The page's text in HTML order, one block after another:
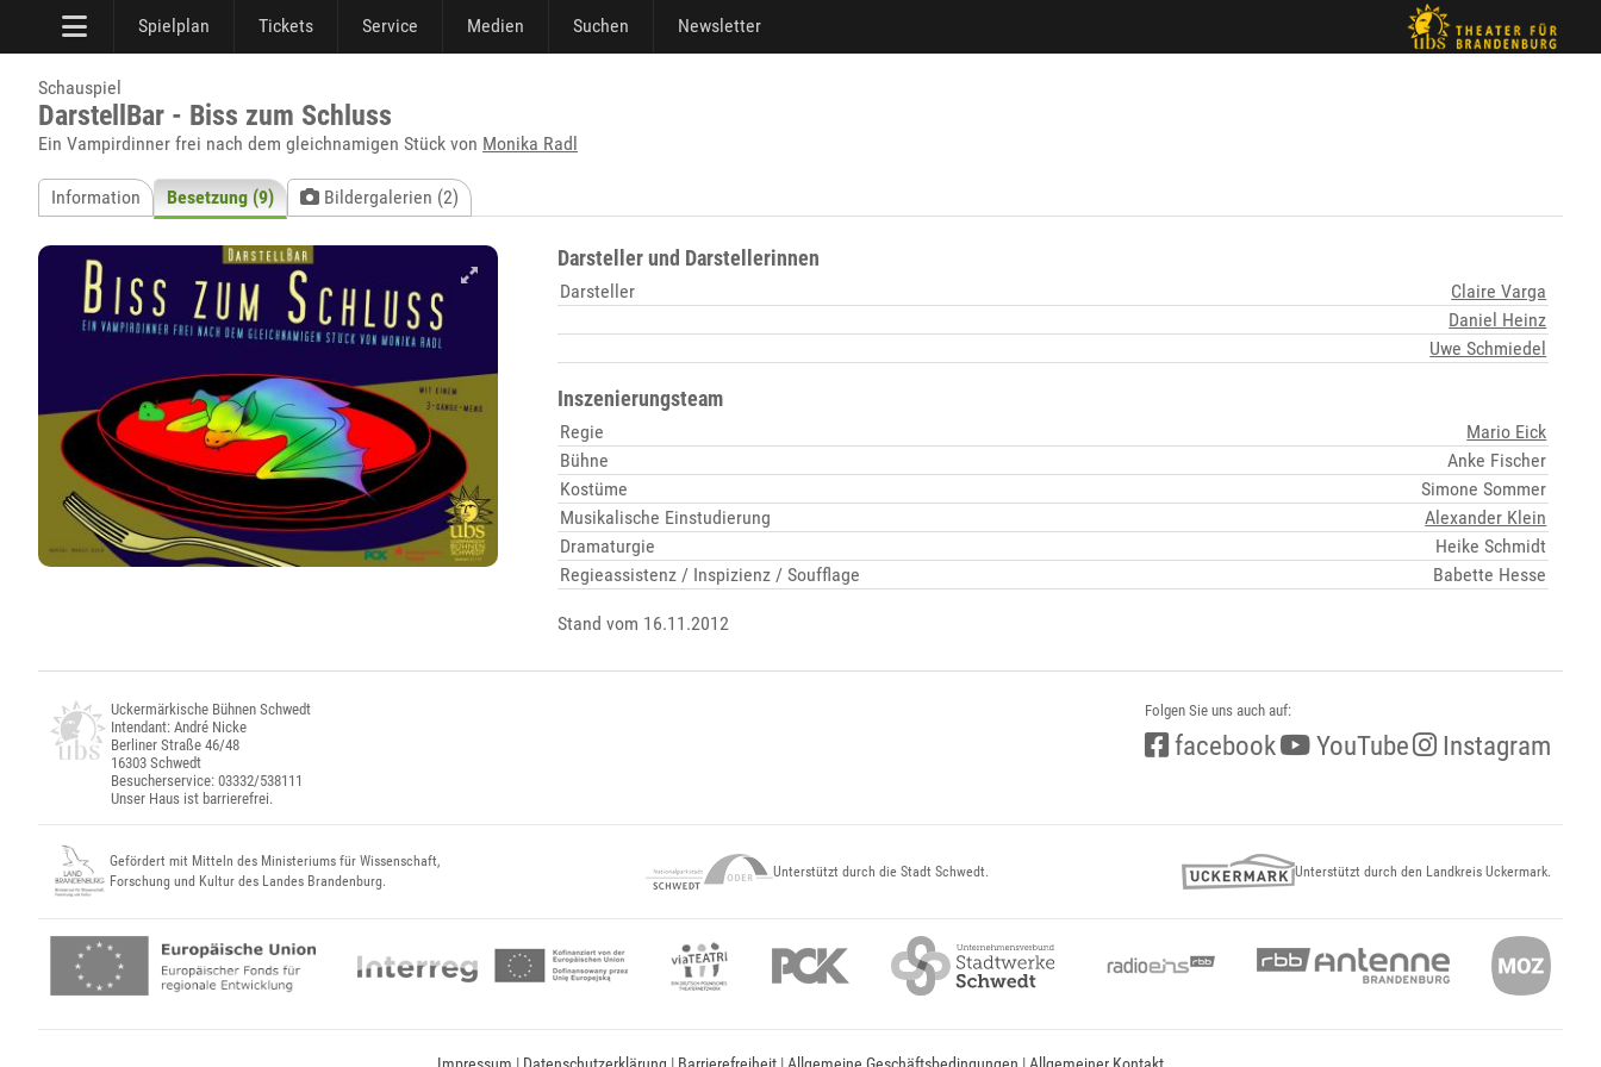
Spielplan Tickets Service Medien Suchen Newsletter
Schauspiel
DarstellBar - Biss zum Schluss
Ein Vampirdinner frei nach dem gleichnamigen Stück von Monika Radl
Information Besetzung (9) Bildergalerien (2)
Darsteller und Darstellerinnen
Darsteller
Claire Varga
Daniel Heinz
Uwe Schmiedel
Inszenierungsteam
Regie
Mario Eick
Bühne
Anke Fischer
Kostüme
Simone Sommer
Musikalische Einstudierung
Alexander Klein
Dramaturgie
Heike Schmidt
Regieassistenz / Inspizienz / Soufflage
Babette Hesse
Stand vom 16.11.2012
Uckermärkische Bühnen Schwedt
Intendant: André Nicke
Berliner Straße 46/48
16303 Schwedt
Besucherservice: 03332/538111
Unser Haus ist barrierefrei.
Folgen Sie uns auch auf:
facebook YouTube Instagram
Gefördert mit Mitteln des Ministeriums für Wissenschaft,
Forschung und Kultur des Landes Brandenburg.
Unterstützt durch die Stadt Schwedt. Unterstützt durch den Landkreis Uckermark.